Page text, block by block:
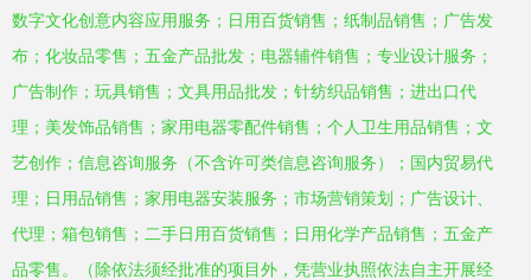
数字文化创意内容应用服务；日用百货销售；纸制品销售；广告发
布；化妆品零售；五金产品批发；电器辅件销售；专业设计服务；
广告制作；玩具销售；文具用品批发；针纺织品销售；进出口代
理；美发饰品销售；家用电器零配件销售；个人卫生用品销售；文
艺创作；信息咨询服务（不含许可类信息咨询服务）；国内贸易代
理；日用品销售；家用电器安装服务；市场营销策划；广告设计、
代理；箱包销售；二手日用百货销售；日用化学产品销售；五金产
品零售。（除依法须经批准的项目外，凭营业执照依法自主开展经